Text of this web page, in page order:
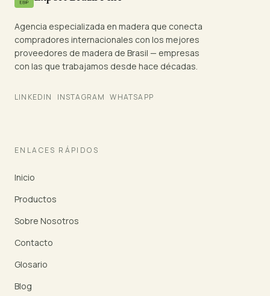
Agencia especializada en madera que conecta
compradores internacionales con los mejores
proveedores de madera de Brasil — empresas
con las que trabajamos desde hace décadas.
LINKEDIN INSTAGRAM WHATSAPP
ENLACES RÁPIDOS
Inicio
Productos
Sobre Nosotros
Contacto
Glosario
Blog